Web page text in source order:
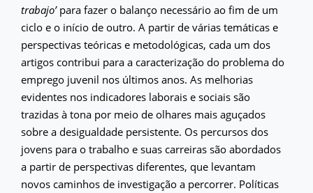
trabajo’ para fazer o balanço necessário ao fim de um
ciclo e o início de outro. A partir de várias temáticas e
perspectivas teóricas e metodológicas, cada um dos
artigos contribui para a caracterização do problema do
emprego juvenil nos últimos anos. As melhorias
evidentes nos indicadores laborais e sociais são
trazidas à tona por meio de olhares mais aguçados
sobre a desigualdade persistente. Os percursos dos
jovens para o trabalho e suas carreiras são abordados
a partir de perspectivas diferentes, que levantam
novos caminhos de investigação a percorrer. Políticas